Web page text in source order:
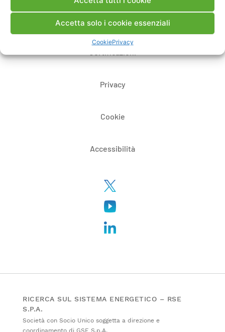
Accetta solo i cookie essenziali
CookiePrivacy
Whistleblowing
Privacy
Cookie
Accessibilità
RICERCA SUL SISTEMA ENERGETICO – RSE
S.P.A.
Società con Socio Unico soggetta a direzione e